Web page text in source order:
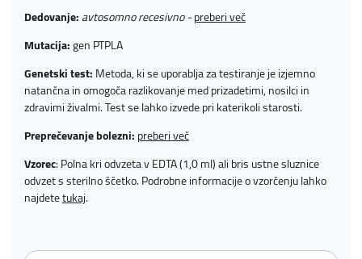
Dedovanje:avtosomno recesivno -preberi več
Mutacija:gen PTPLA
Genetski test:Metoda, ki se uporablja za testiranje je izjemno
natančna in omogoča razlikovanje med prizadetimi, nosilci in
zdravimi živalmi. Test se lahko izvede pri katerikoli starosti.
Preprečevanje bolezni:preberi več
Vzorec: Polna kri odvzeta v EDTA (1,0 ml) ali bris ustne sluznice
odvzet s sterilno ščetko. Podrobne informacije o vzorčenju lahko
najdetetukaj.